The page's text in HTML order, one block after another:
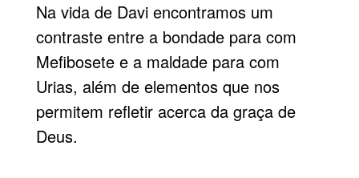
Na vida de Davi encontramos um
contraste entre a bondade para com
Mefibosete e a maldade para com
Urias, além de elementos que nos
permitem refletir acerca da graça de
Deus.